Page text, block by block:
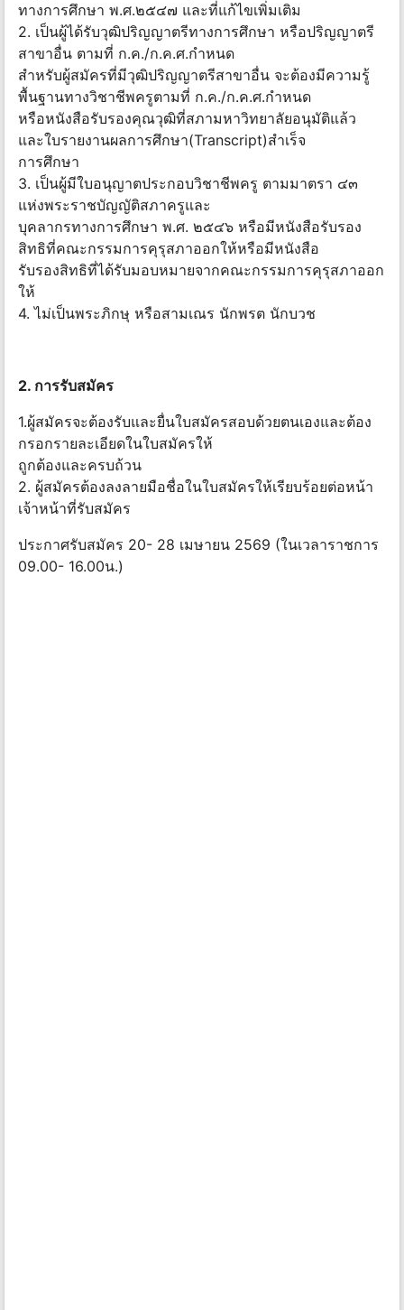
ทางการศึกษา พ.ศ.๒๕๔๗ และที่แก้ไขเพิ่มเติม
2. เป็นผู้ได้รับวุฒิปริญญาตรีทางการศึกษา หรือปริญญาตรี
สาขาอื่น ตามที่ ก.ค./ก.ค.ศ.กำหนด
สำหรับผู้สมัครที่มีวุฒิปริญญาตรีสาขาอื่น จะต้องมีความรู้
พื้นฐานทางวิชาชีพครูตามที่ ก.ค./ก.ค.ศ.กำหนด
หรือหนังสือรับรองคุณวุฒิที่สภามหาวิทยาลัยอนุมัติแล้ว
และใบรายงานผลการศึกษา(Transcript)สำเร็จ
การศึกษา
3. เป็นผู้มีใบอนุญาตประกอบวิชาชีพครู ตามมาตรา ๔๓
แห่งพระราชบัญญัติสภาครูและ
บุคลากรทางการศึกษา พ.ศ. ๒๕๔๖ หรือมีหนังสือรับรอง
สิทธิที่คณะกรรมการคุรุสภาออกให้หรือมีหนังสือ
รับรองสิทธิที่ได้รับมอบหมายจากคณะกรรมการคุรุสภาออก
ให้
4. ไม่เป็นพระภิกษุ หรือสามเณร นักพรต นักบวช
2. การรับสมัคร
1.ผู้สมัครจะต้องรับและยื่นใบสมัครสอบด้วยตนเองและต้อง
กรอกรายละเอียดในใบสมัครให้
ถูกต้องและครบถ้วน
2. ผู้สมัครต้องลงลายมือชื่อในใบสมัครให้เรียบร้อยต่อหน้า
เจ้าหน้าที่รับสมัคร
ประกาศรับสมัคร 20- 28 เมษายน 2569 (ในเวลาราชการ
09.00- 16.00น.)